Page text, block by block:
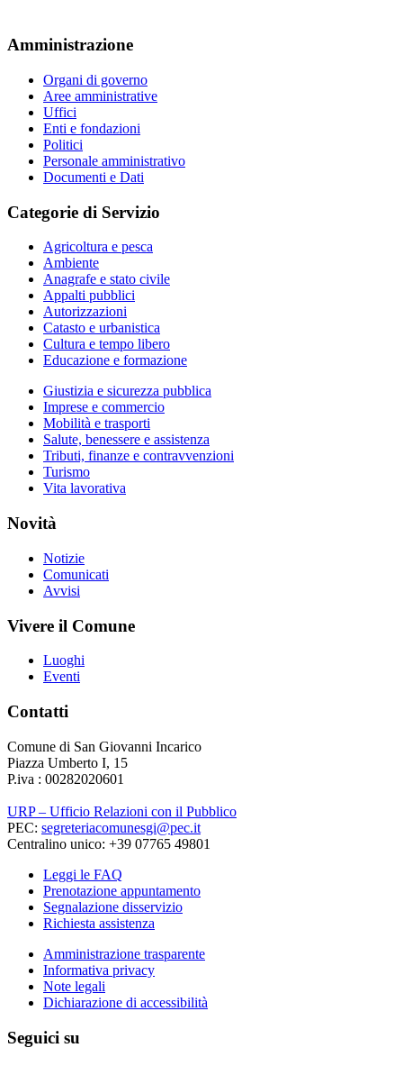
Amministrazione
Organi di governo
Aree amministrative
Uffici
Enti e fondazioni
Politici
Personale amministrativo
Documenti e Dati
Categorie di Servizio
Agricoltura e pesca
Ambiente
Anagrafe e stato civile
Appalti pubblici
Autorizzazioni
Catasto e urbanistica
Cultura e tempo libero
Educazione e formazione
Giustizia e sicurezza pubblica
Imprese e commercio
Mobilità e trasporti
Salute, benessere e assistenza
Tributi, finanze e contravvenzioni
Turismo
Vita lavorativa
Novità
Notizie
Comunicati
Avvisi
Vivere il Comune
Luoghi
Eventi
Contatti
Comune di San Giovanni Incarico
Piazza Umberto I, 15
P.iva : 00282020601
URP – Ufficio Relazioni con il Pubblico
PEC: segreteriacomunesgi@pec.it
Centralino unico: +39 07765 49801
Leggi le FAQ
Prenotazione appuntamento
Segnalazione disservizio
Richiesta assistenza
Amministrazione trasparente
Informativa privacy
Note legali
Dichiarazione di accessibilità
Seguici su